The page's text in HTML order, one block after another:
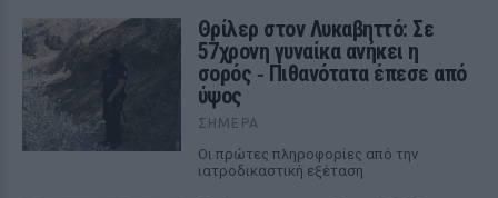
Θρίλερ στον Λυκαβηττό: Σε
57χρονη γυναίκα ανήκει η
σορός ‑ Πιθανότατα έπεσε από
ύψος
ΣΉΜΕΡΑ
Οι πρώτες πληροφορίες από την
ιατροδικαστική εξέταση